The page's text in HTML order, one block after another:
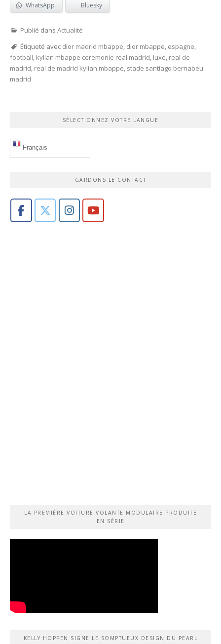
WhatsApp Bluesky
Publié dans Actualité
Étiqueté avec dior madrid mbappe, dior mbappe, espagne,
football, kylian mbappe ceremonie real madrid, luxe, real de
madrid, real de madrid kylian mbappe, stade santiago bernabeu
madrid
SÉLECTIONNEZ VOTRE LANGUE
Français
GARDONS LE CONTACT
LA PREMIÈRE VOITURE VOLANTE MODULAIRE PRODUITE
EN SÉRIE
KELLY HOPPEN SIGNE LE SOMPTUEUX DESIGN DU PEARL